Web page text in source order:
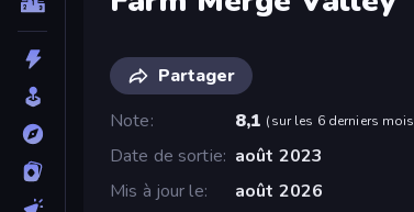
Partager
Note
8,1 (sur les 6 derniers mois
Date de sortie août 2023
Mis à jour le
août 2026